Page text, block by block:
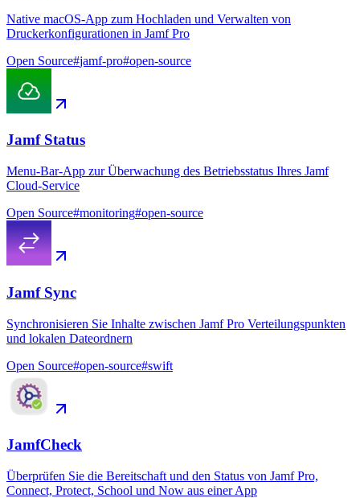
Native macOS-App zum Hochladen und Verwalten von
Druckerkonfigurationen in Jamf Pro
Open Source#jamf-pro#open-source
Jamf Status
Menu-Bar-App zur Überwachung des Betriebsstatus Ihres Jamf
Cloud-Service
Open Source#monitoring#open-source
Jamf Sync
Synchronisieren Sie Inhalte zwischen Jamf Pro Verteilungspunkten
und lokalen Dateordnern
Open Source#open-source#swift
JamfCheck
Überprüfen Sie die Bereitschaft und den Status von Jamf Pro,
Connect, Protect, School und Now aus einer App